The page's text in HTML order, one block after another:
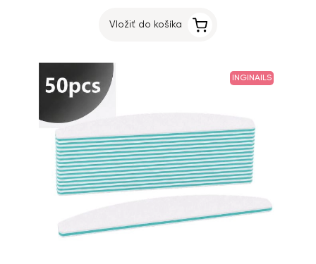
Vložiť do košíka
INGINAILS